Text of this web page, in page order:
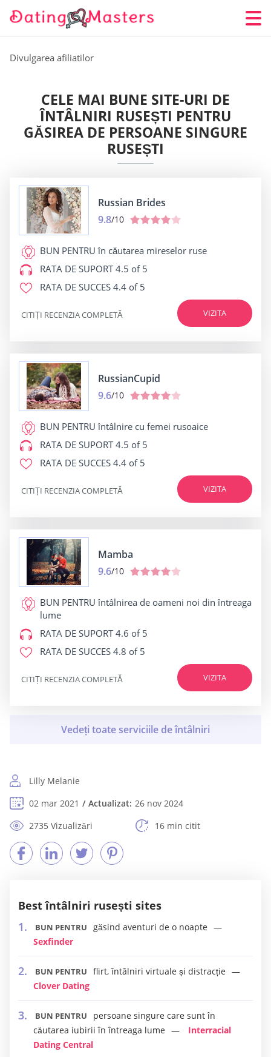
Divulgarea afiliatilor
CELE MAI BUNE SITE-URI DE
ÎNTÂLNIRI RUSEȘTI PENTRU
GĂSIREA DE PERSOANE SINGURE
RUSEȘTI
Russian Brides
9.8/10
BUN PENTRU în căutarea mireselor ruse
RATA DE SUPORT4.5 of 5
RATA DE SUCCES 4.4 of 5
VIZITA
CITIȚI RECENZIA COMPLETĂ
RussianCupid
9.6/10
BUN PENTRU întâlnire cu femei rusoaice
RATA DE SUPORT4.5 of 5
RATA DE SUCCES 4.4 of 5
VIZITA
CITIȚI RECENZIA COMPLETĂ
Mamba
9.6/10
BUN PENTRU întâlnirea de oameni noi din întreaga
lume
RATA DE SUPORT4.6 of 5
RATA DE SUCCES 4.8 of 5
VIZITA
CITIȚI RECENZIA COMPLETĂ
Lilly Melanie
02 mar 2021
Actualizat: 26 nov 2024
2735 Vizualizări
16 min citit
Best întâlniri rusești sites
BUN PENTRU
găsind aventuri de o noapte
Sexfinder
BUN PENTRU
flirt, întâlniri virtuale și distracție
Clover Dating
BUN PENTRU
persoane singure care sunt în
căutarea iubirii în întreaga lume
Interracial
Dating Central